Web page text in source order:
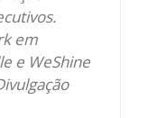
em
e WeShine